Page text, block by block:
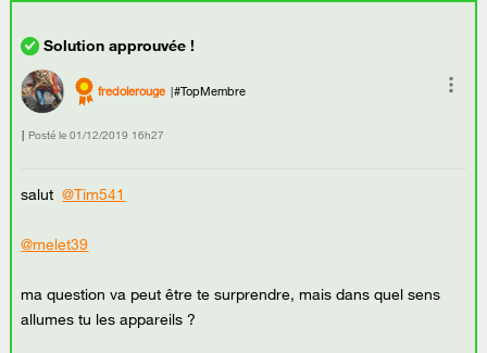
fredolerouge #TopMembre
Posté le ‎01/12/2019 16h27
salut@Tim541
@melet39
ma question va peut être te surprendre, mais dans quel sens
allumes tu les appareils ?